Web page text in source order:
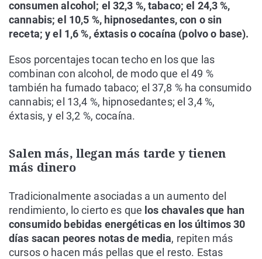
consumen alcohol; el 32,3 %, tabaco; el 24,3 %,
cannabis; el 10,5 %, hipnosedantes, con o sin
receta; y el 1,6 %, éxtasis o cocaína (polvo o base).
Esos porcentajes tocan techo en los que las
combinan con alcohol, de modo que el 49 %
también ha fumado tabaco; el 37,8 % ha consumido
cannabis; el 13,4 %, hipnosedantes; el 3,4 %,
éxtasis, y el 3,2 %, cocaína.
Salen más, llegan más tarde y tienen
más dinero
Tradicionalmente asociadas a un aumento del
rendimiento, lo cierto es que los chavales que han
consumido bebidas energéticas en los últimos 30
días sacan peores notas de media, repiten más
cursos o hacen más pellas que el resto. Estas